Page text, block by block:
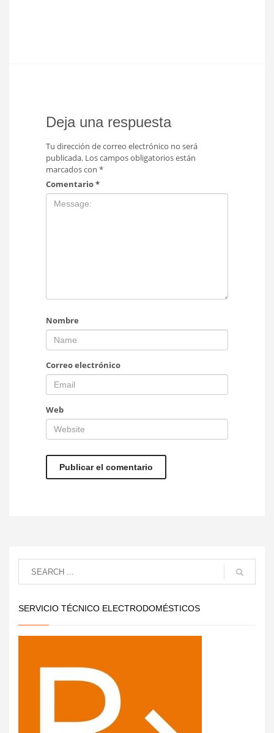
Deja una respuesta
Tu dirección de correo electrónico no será
publicada. Los campos obligatorios están
marcados con *
Comentario*
Nombre
Correo electrónico
Web
SERVICIO TÉCNICO ELECTRODOMÉSTICOS